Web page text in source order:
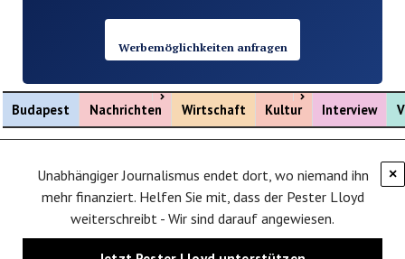
Werbemöglichkeiten anfragen
Budapest Nachrichten
Menü öffnen
Wirtschaft Kultur
Menü öffnen
Interview
×
Unabhängiger Journalismus endet dort, wo niemand ihn
mehr finanziert. Helfen Sie mit, dass der Pester Lloyd
weiterschreibt - Wir sind darauf angewiesen.